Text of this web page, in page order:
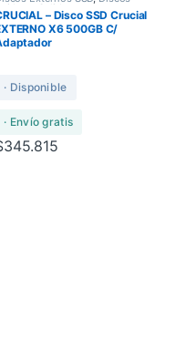
rigidos y Solidos
– Disco SSD Crucial
X6 500GB C/
· Disponible
· Envío gratis
345.815